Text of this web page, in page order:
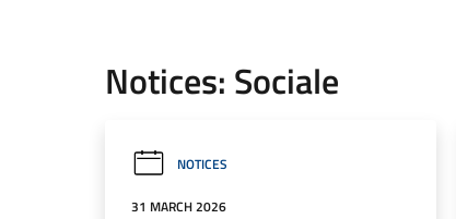
Notices: Sociale
NOTICES
31 MARCH 2026